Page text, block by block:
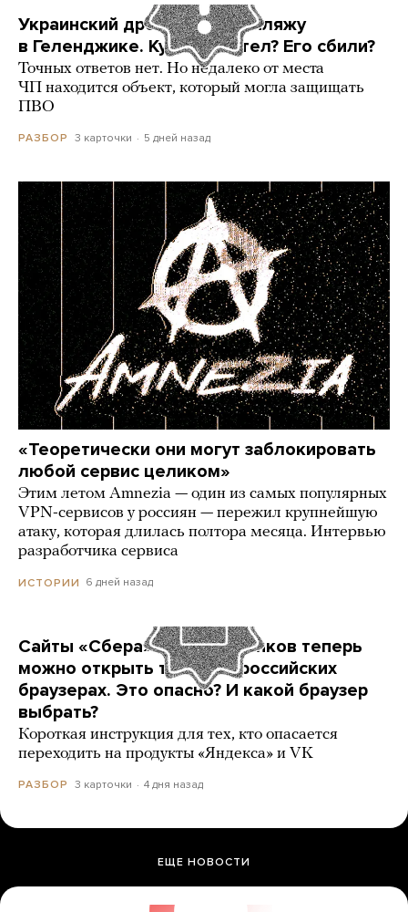
Украинский дрон попал по пляжу
в Геленджике. Куда он летел? Его сбили?
Точных ответов нет. Но недалеко от места
ЧП находится объект, который могла защищать
ПВО
РАЗБОР 3 карточки 5 дней назад
«Теоретически они могут заблокировать
любой сервис целиком»
Этим летом Amnezia — один из самых популярных
VPN-сервисов у россиян — пережил крупнейшую
атаку, которая длилась полтора месяца. Интервью
разработчика сервиса
ИСТОРИИ 6 дней назад
Сайты «Сбера» и других банков теперь
можно открыть только в российских
браузерах. Это опасно? И какой браузер
выбрать?
Короткая инструкция для тех, кто опасается
переходить на продукты «Яндекса» и VK
РАЗБОР 3 карточки 4 дня назад
ЕЩЕ НОВОСТИ